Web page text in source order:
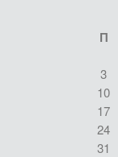
П
3
10
17
24
31